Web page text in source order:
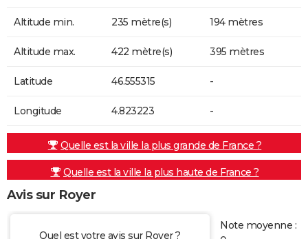
Altitude min. 235 mètre(s) 194 mètres
Altitude max. 422 mètre(s) 395 mètres
Latitude 46.555315 -
Longitude 4.823223 -
Quelle est la ville la plus grande de France ?
Quelle est la ville la plus haute de France ?
Avis sur Royer
Quel est votre avis sur Royer ?
Note moyenne :